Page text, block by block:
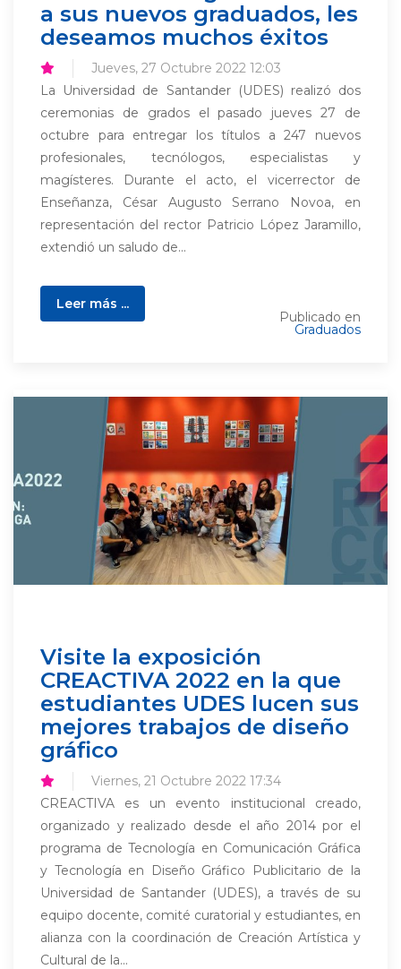
a sus nuevos graduados, les
deseamos muchos éxitos
Jueves, 27 Octubre 2022 12:03
La Universidad de Santander (UDES) realizó dos
ceremonias de grados el pasado jueves 27 de
octubre para entregar los títulos a 247 nuevos
profesionales, tecnólogos, especialistas y
magísteres. Durante el acto, el vicerrector de
Enseñanza, César Augusto Serrano Novoa, en
representación del rector Patricio López Jaramillo,
extendió un saludo de...
Leer más ...
Publicado en
Graduados
Visite la exposición
CREACTIVA 2022 en la que
estudiantes UDES lucen sus
mejores trabajos de diseño
gráfico
Viernes, 21 Octubre 2022 17:34
CREACTIVA es un evento institucional creado,
organizado y realizado desde el año 2014 por el
programa de Tecnología en Comunicación Gráfica
y Tecnología en Diseño Gráfico Publicitario de la
Universidad de Santander (UDES), a través de su
equipo docente, comité curatorial y estudiantes, en
alianza con la coordinación de Creación Artística y
Cultural de la...